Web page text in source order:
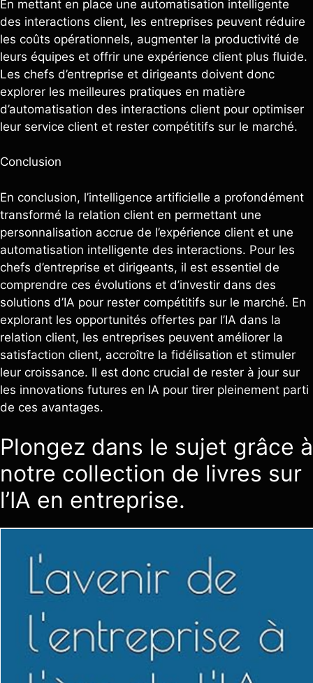
En mettant en place une automatisation intelligente
des interactions client, les entreprises peuvent réduire
les coûts opérationnels, augmenter la productivité de
leurs équipes et offrir une expérience client plus fluide.
Les chefs d’entreprise et dirigeants doivent donc
explorer les meilleures pratiques en matière
d’automatisation des interactions client pour optimiser
leur service client et rester compétitifs sur le marché.
Conclusion
En conclusion, l’intelligence artificielle a profondément
transformé la relation client en permettant une
personnalisation accrue de l’expérience client et une
automatisation intelligente des interactions. Pour les
chefs d’entreprise et dirigeants, il est essentiel de
comprendre ces évolutions et d’investir dans des
solutions d’IA pour rester compétitifs sur le marché. En
explorant les opportunités offertes par l’IA dans la
relation client, les entreprises peuvent améliorer la
satisfaction client, accroître la fidélisation et stimuler
leur croissance. Il est donc crucial de rester à jour sur
les innovations futures en IA pour tirer pleinement parti
de ces avantages.
Plongez dans le sujet grâce à
notre collection de livres sur
l’IA en entreprise.